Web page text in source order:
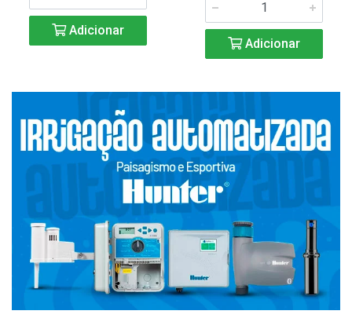
Adicionar
Adicionar